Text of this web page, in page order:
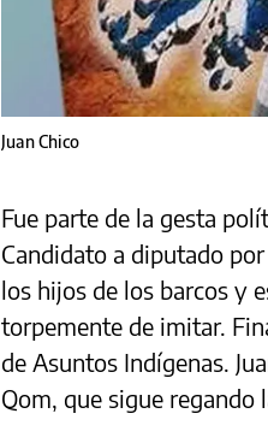
Juan Chico
Fue parte de la gesta
Candidato a diputado
los hijos de los barcos y
torpemente de imitar.
de Asuntos Indígenas.
Qom, que sigue regando